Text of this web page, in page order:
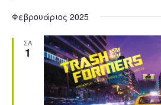
Φεβρουάριος 2025
ΣΑ
1